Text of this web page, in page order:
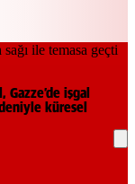
işgal
küresel